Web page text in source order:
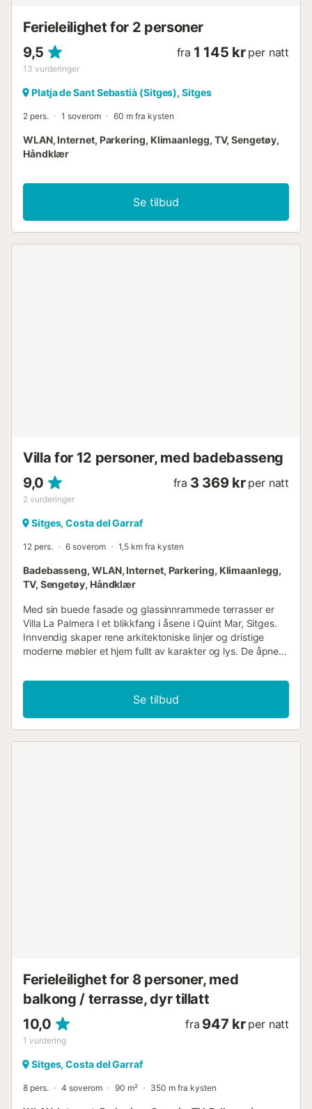
Ferieleilighet for 2 personer
9,5
13 vurderinger
fra 1 145 kr per natt
Platja de Sant Sebastià (Sitges), Sitges
2 pers. 1 soverom 60 m fra kysten
WLAN, Internet, Parkering, Klimaanlegg, TV, Sengetøy,
Håndklær
Se tilbud
Villa for 12 personer, med badebasseng
9,0
2 vurderinger
fra 3 369 kr per natt
Sitges, Costa del Garraf
12 pers. 6 soverom 1,5 km fra kysten
Badebasseng, WLAN, Internet, Parkering, Klimaanlegg,
TV, Sengetøy, Håndklær
Med sin buede fasade og glassinnrammede terrasser er
Villa La Palmera I et blikkfang i åsene i Quint Mar, Sitges.
Innvendig skaper rene arkitektoniske linjer og dristige
moderne møbler et hjem fullt av karakter og lys. De åpne
gulv-til-tak-vinduer og en elegant sentral glassheis som
forbinder hvert nivå med enkelhet. Det er seks stilige,
luftkondisjonerte soverom og tre bad, noe som gjør det til
en ideell ramme for storfamilier eller en vennegjeng.
Se tilbud
Ferieleilighet for 8 personer, med
balkong / terrasse, dyr tillatt
10,0
1 vurdering
fra 947 kr per natt
Sitges, Costa del Garraf
8 pers. 4 soverom 90 m² 350 m fra kysten